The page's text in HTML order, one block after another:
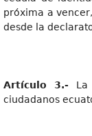
próxima a
desde la
Artículo 3.-
ciudadanos